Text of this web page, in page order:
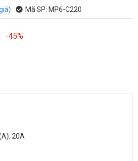
) Mã SP: MP6-C220
-45%
20A